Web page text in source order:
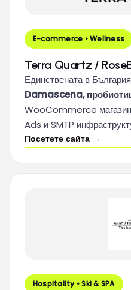
E-commerce • Wellness
Terra Quartz /
Единствената в
Damascena,
WooCommerce
Ads и SMTP
Посетете сайта →
Hospitality • Ski & SPA